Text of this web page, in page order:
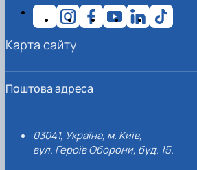
Поштова адреса
03041, Україна, м. Київ,
вул. Героїв Оборони, буд. 15.
Карта сайту